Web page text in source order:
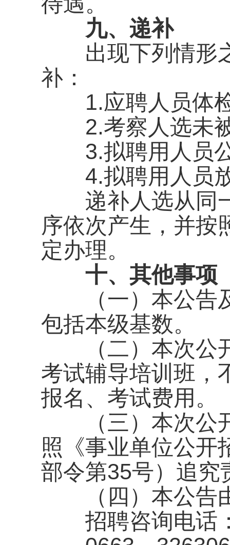
九、递补
出现下列情形之
补：
1.应聘人员体
2.考察人选未被
3.拟聘用人员公
4.拟聘用人员
递补人选从同一
序依次产生，并按
定办理。
十、其他事项
（一）本公告及
包括本级基数。
（二）本次公开
考试辅导培训班，
报名、考试费用。
（三）本次公开
照《事业单位公开
部令第35号）追究
（四）本公告由
招聘咨询电话